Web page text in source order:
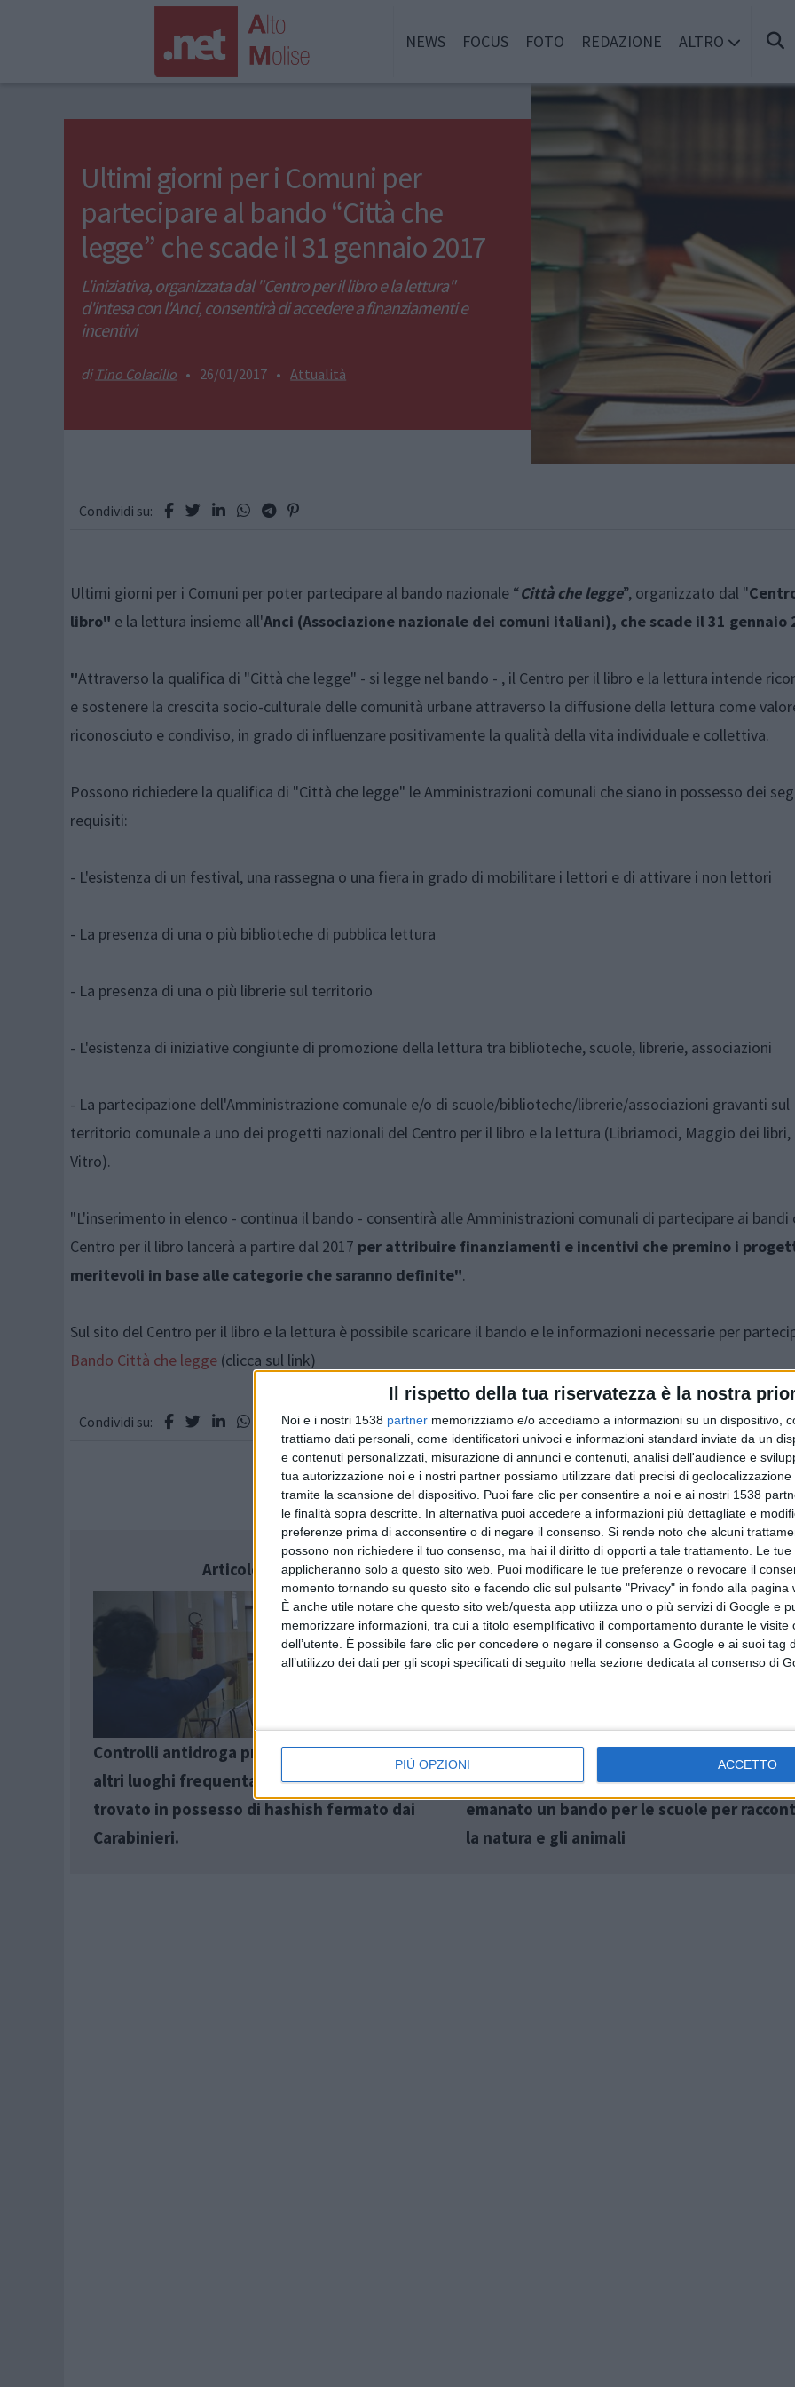
Il rispetto della tua riservatezza è la nostra
Noi e i nostri 1538 partner memorizziamo e/o accediamo a informazioni su un dispositivo,
trattiamo dati personali, come identificatori univoci e informazioni standard inviate da un
e contenuti personalizzati, misurazione di annunci e contenuti, analisi dell'audience e
tua autorizzazione noi e i nostri partner possiamo utilizzare dati precisi di
tramite la scansione del dispositivo. Puoi fare clic per consentire a noi e ai nostri 1538
le finalità sopra descritte. In alternativa puoi accedere a informazioni più dettagliate e
preferenze prima di acconsentire o di negare il consenso. Si rende noto che alcuni
possono non richiedere il tuo consenso, ma hai il diritto di opporti a tale trattamento. Le
applicheranno solo a questo sito web. Puoi modificare le tue preferenze o revocare il
momento tornando su questo sito e facendo clic sul pulsante "Privacy" in fondo alla pagina
È anche utile notare che questo sito web/questa app utilizza uno o più servizi di Google e
memorizzare informazioni, tra cui a titolo esemplificativo il comportamento durante le visite
dell’utente. È possibile fare clic per concedere o negare il consenso a Google e ai suoi tag
all’utilizzo dei dati per gli scopi specificati di seguito nella sezione dedicata al consenso di
PIÙ OPZIONI ACCETTO
NEWS FOCUS FOTO REDAZIONE ALTRO
Ultimi giorni per i Comuni per
partecipare al bando “Città che
legge” che scade il 31 gennaio 2017
L'iniziativa, organizzata dal "Centro per il libro e la lettura"
d'intesa con l'Anci, consentirà di accedere a finanziamenti e
incentivi
Tino Colacillo • 26/01/2017 • Attualità
Condividi su:
Ultimi giorni per i Comuni per poter partecipare al bando nazionale “Città che legge”, organizzato dal "
libro" e la lettura insieme all'Anci (Associazione nazionale dei comuni italiani), che scade il 31 gennaio
"Attraverso la qualifica di "Città che legge" - si legge nel bando - , il Centro per il libro e la lettura intende
e sostenere la crescita socio-culturale delle comunità urbane attraverso la diffusione della lettura come
riconosciuto e condiviso, in grado di influenzare positivamente la qualità della vita individuale e collettiva.
Possono richiedere la qualifica di "Città che legge" le Amministrazioni comunali che siano in possesso dei
requisiti:
- L'esistenza di un festival, una rassegna o una fiera in grado di mobilitare i lettori e di attivare i non lettori
- La presenza di una o più biblioteche di pubblica lettura
- La presenza di una o più librerie sul territorio
- L'esistenza di iniziative congiunte di promozione della lettura tra biblioteche, scuole, librerie, associazioni
- La partecipazione dell'Amministrazione comunale e/o di scuole/biblioteche/librerie/associazioni gravanti sul
territorio comunale a uno dei progetti nazionali del Centro per il libro e la lettura (Libriamoci, Maggio dei libri,
Vitro).
"L'inserimento in elenco - continua il bando - consentirà alle Amministrazioni comunali di partecipare ai bandi
Centro per il libro lancerà a partire dal 2017 per attribuire finanziamenti e incentivi che premino i
meritevoli in base alle categorie che saranno definite".
Sul sito del Centro per il libro e la lettura è possibile scaricare il bando e le informazioni necessarie per
Bando Città che legge (clicca sul link)
Condividi su:
Articolo successivo
Controlli antidroga presso Istituti Scolastici e
altri luoghi frequentati dai più giovani, 20enne
trovato in possesso di hashish fermato dai
Carabinieri.
Articolo precedente
“A. A. A. Cercasi fumettisti, narratori e
reporter”. Il Parco Nazionale della Majella
emanato un bando per le scuole per
la natura e gli animali